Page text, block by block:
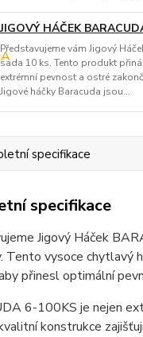
JIGOVÝ HÁČEK
Představujeme vám Jigový
sada 10 ks. Tento produkt
extrémní pevnost a ostré
Jigové háčky Baracuda jsou...
specifikace
specifikace
Jigový Háček
Tento vysoce chytlavý
přinesl optimální
6-100KS je nejen
konstrukce